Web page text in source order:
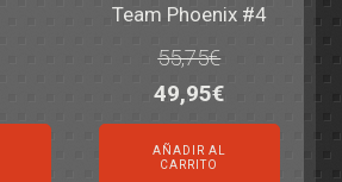
Team Phoenix #4
55,75€
El
precio
original
49,95€El
precio
actual
AÑADIR AL
CARRITO